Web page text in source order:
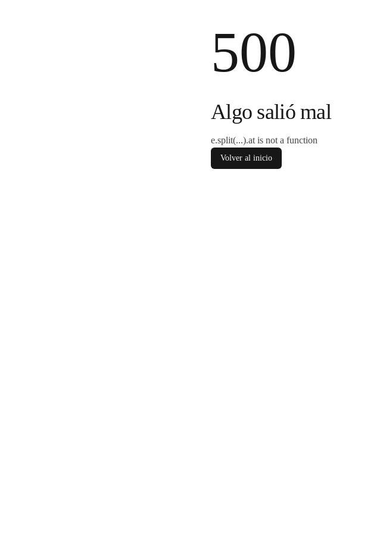
500
Algo salió mal
e.split(...).at is not a function
Volver al inicio